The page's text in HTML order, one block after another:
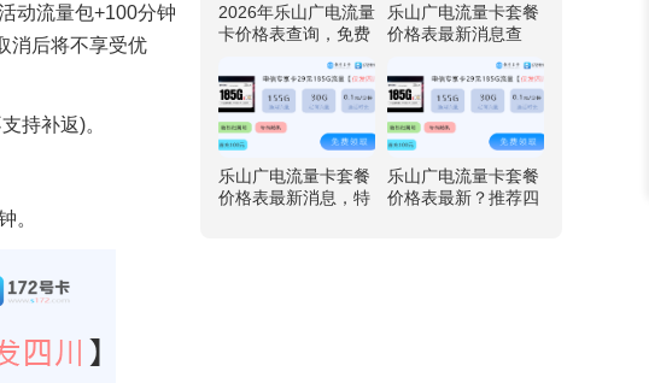
动流量包+100分钟
消后将不享受优
持补返)。
。
2026年乐山广电流量
卡价格表查询，免费
192G流量
乐山广电流量卡套餐
价格表最新消息查
29元192G流量
乐山广电流量卡套餐
价格表最新消息，特
乐山广电流量卡套餐
价格表最新？推荐四